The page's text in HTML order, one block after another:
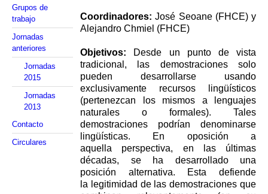
Grupos de
trabajo
Jornadas
anteriores
Jornadas
2015
Jornadas
2013
Contacto
Circulares
Coordinadores: José Seoane (FHCE) y
Alejandro Chmiel (FHCE)
Objetivos: Desde un punto de vista
tradicional, las demostraciones solo
pueden desarrollarse usando
exclusivamente recursos lingüísticos
(pertenezcan los mismos a lenguajes
naturales oformales). Tales
demostraciones podrían denominarse
lingüísticas. En oposición a
aquella perspectiva, en las últimas
décadas, se ha desarrollado una
posición alternativa. Esta defiende
la legitimidad de las demostraciones que